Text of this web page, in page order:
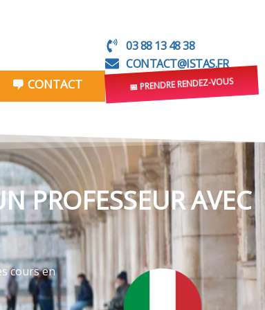
CONTACT
03 88 13 48 38
CONTACT@ISTAS.FR
📅 PRENDRE RENDEZ-VOUS
PROFESSEUR AVEC
cours en